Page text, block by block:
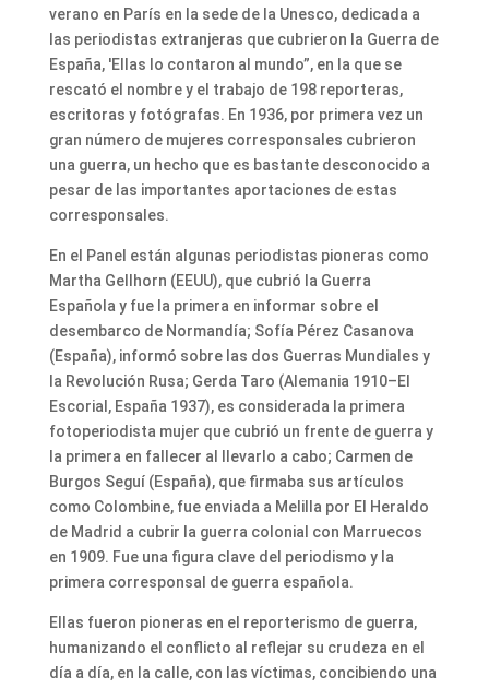
verano en París en la sede de la Unesco, dedicada a
las periodistas extranjeras que cubrieron la Guerra de
España, 'Ellas lo contaron al mundo”, en la que se
rescató el nombre y el trabajo de 198 reporteras,
escritoras y fotógrafas. En 1936, por primera vez un
gran número de mujeres corresponsales cubrieron
una guerra, un hecho que es bastante desconocido a
pesar de las importantes aportaciones de estas
corresponsales.
En el Panel están algunas periodistas pioneras como
Martha Gellhorn (EEUU), que cubrió la Guerra
Española y fue la primera en informar sobre el
desembarco de Normandía; Sofía Pérez Casanova
(España), informó sobre las dos Guerras Mundiales y
la Revolución Rusa; Gerda Taro (Alemania 1910–El
Escorial, España 1937), es considerada la primera
fotoperiodista mujer que cubrió un frente de guerra y
la primera en fallecer al llevarlo a cabo; Carmen de
Burgos Seguí (España), que firmaba sus artículos
como Colombine, fue enviada a Melilla por El Heraldo
de Madrid a cubrir la guerra colonial con Marruecos
en 1909. Fue una figura clave del periodismo y la
primera corresponsal de guerra española.
Ellas fueron pioneras en el reporterismo de guerra,
humanizando el conflicto al reflejar su crudeza en el
día a día, en la calle, con las víctimas, concibiendo una